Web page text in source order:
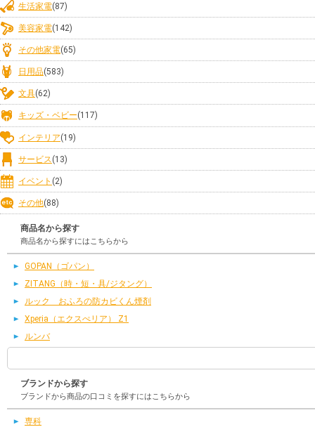
生活家電(87)
美容家電(142)
その他家電(65)
日用品(583)
文具(62)
キッズ・ベビー(117)
インテリア(19)
サービス (13)
イベント (2)
その他(88)
商品名から探す
商品名から探すにはこちらから
GOPAN（ゴパン）
ZITANG（時・短・具/ジタング）
ルック おふろの防カビくん煙剤
Xperia（エクスぺリア） Z1
ルンバ
ブランドから探す
ブランドから商品の口コミを探すにはこちらから
専科